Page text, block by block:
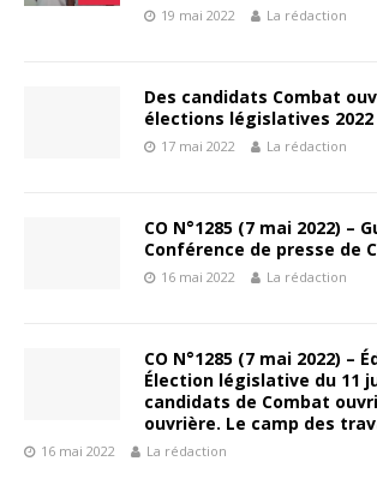
19 mai 2022 La rédaction
Des candidats Combat
élections législatives 2022
17 mai 2022 La rédaction
CO N°1285 (7 mai 2022) –
Conférence de presse de
16 mai 2022 La rédaction
CO N°1285 (7 mai 2022) –
Élection législative du 11
candidats de Combat
ouvrière. Le camp des
16 mai 2022 La rédaction